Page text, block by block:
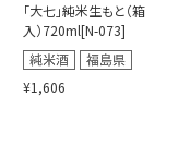
「大七」純米生もと（箱
入）720ml[N-073]
¥1,606